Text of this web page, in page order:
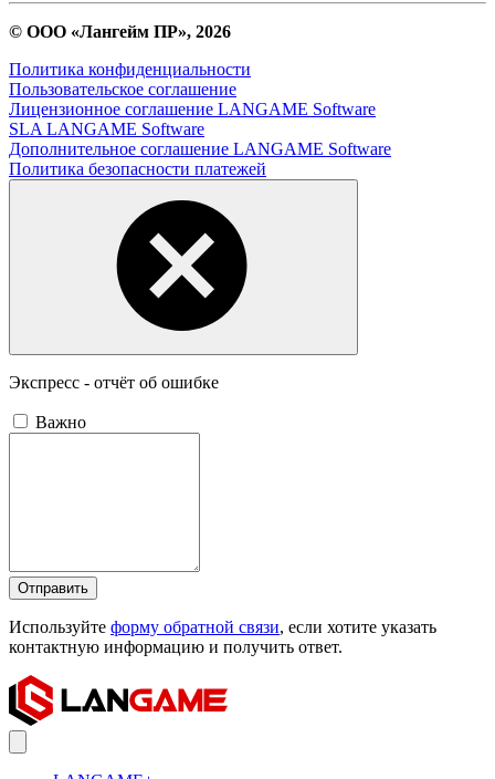
© ООО «Лангейм ПР», 2026
Политика конфиденциальности
Пользовательское соглашение
Лицензионное соглашение LANGAME Software
SLA LANGAME Software
Дополнительное соглашение LANGAME Software
Политика безопасности платежей
Экспресс - отчёт об ошибке
Важно
Отправить
Используйте форму обратной связи, если хотите указать
контактную информацию и получить ответ.